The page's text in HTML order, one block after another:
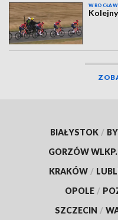
WROCŁAW
BIAŁYSTOK /
GORZÓW WLKP.
KRAKÓW /
OPOLE /
SZCZECIN /